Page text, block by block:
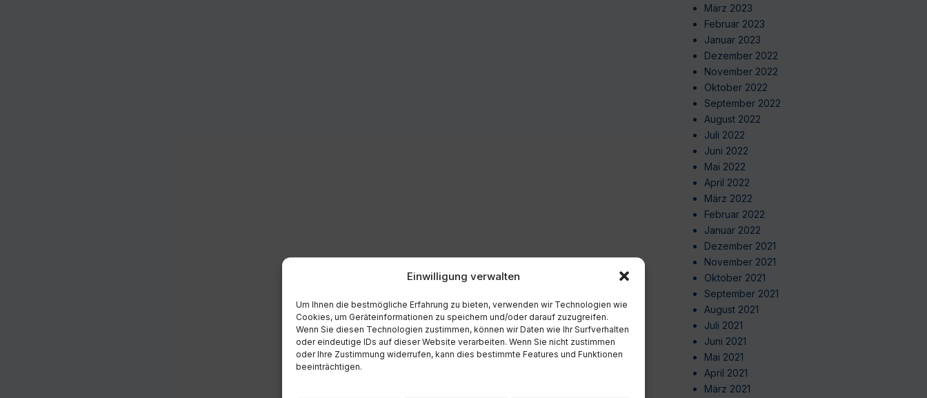
Einwilligung verwalten
Um Ihnen die bestmögliche Erfahrung zu bieten, verwenden wir Technologien wie
Cookies, um Geräteinformationen zu speichern und/oder darauf zuzugreifen.
Wenn Sie diesen Technologien zustimmen, können wir Daten wie Ihr Surfverhalten
oder eindeutige IDs auf dieser Website verarbeiten. Wenn Sie nicht zustimmen
oder Ihre Zustimmung widerrufen, kann dies bestimmte Features und Funktionen
beeinträchtigen.
März 2023
Februar 2023
Januar 2023
Dezember 2022
November 2022
Oktober 2022
September 2022
August 2022
Juli 2022
Juni 2022
Mai 2022
April 2022
März 2022
Februar 2022
Januar 2022
Dezember 2021
November 2021
Oktober 2021
September 2021
August 2021
Juli 2021
Juni 2021
Mai 2021
April 2021
März 2021